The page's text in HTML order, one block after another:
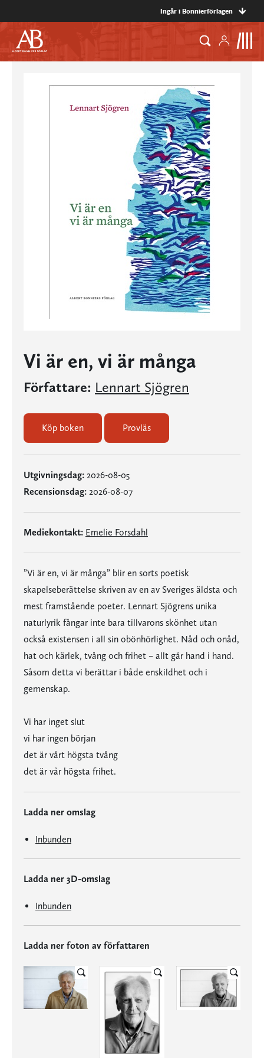
Ingår i Bonnierförlagen
Vi är en, vi är många
Författare: Lennart Sjögren
Köp boken Provläs
Utgivningsdag: 2026-08-05
Recensionsdag: 2026-08-07
Mediekontakt: Emelie Forsdahl
”Vi är en, vi är många” blir en sorts poetisk
skapelseberättelse skriven av en av Sveriges äldsta och
mest framstående poeter. Lennart Sjögrens unika
naturlyrik fångar inte bara tillvarons skönhet utan
också existensen i all sin obönhörlighet. Nåd och onåd,
hat och kärlek, tvång och frihet – allt går hand i hand.
Såsom detta vi berättar i både enskildhet och i
gemenskap.
Vi har inget slut
vi har ingen början
det är vårt högsta tvång
det är vår högsta frihet.
Ladda ner omslag
Inbunden
Ladda ner 3D-omslag
Inbunden
Ladda ner foton av författaren